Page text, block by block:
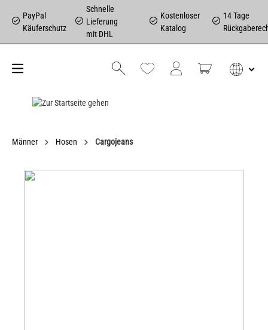
PayPal
Käuferschutz
Schnelle
Lieferung
mit DHL
Kostenloser
Katalog
14 Tage
Männer Hosen Cargojeans